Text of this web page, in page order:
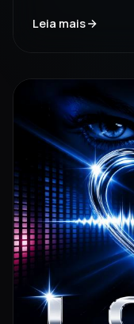
bold, viral sounds.
Leia mais